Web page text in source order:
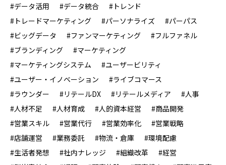
#データ活用
#データ統合
#トレンド
#トレードマーケティング
#パーソナライズ
#パーパス
#ビッグデータ
#ファンマーケティング
#フルファネル
#ブランディング
#マーケティング
#マーケティングシステム
#ユーザービリティ
#ユーザー・イノベーション
#ライブコマース
#ラウンダー
#リテールDX #リテールメディア
#人事
#人材不足
#人材育成 #人的資本経営
#商品開発
#営業スキル
#営業代行 #営業効率化
#営業戦略
#店舗運営
#業務委託 #物流・倉庫
#環境配慮
#生活者発想
#社内ナレッジ #組織改革
#経営